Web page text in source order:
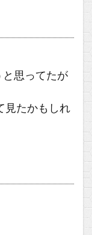
思ってたが
見たかもしれ